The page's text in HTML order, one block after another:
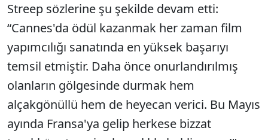
Streep sözlerine şu şekilde devam etti:
“Cannes'da ödül kazanmak her zaman film
yapımcılığı sanatında en yüksek başarıyı
temsil etmiştir. Daha önce onurlandırılmış
olanların gölgesinde durmak hem
alçakgönüllü hem de heyecan verici. Bu Mayıs
ayında Fransa'ya gelip herkese bizzat